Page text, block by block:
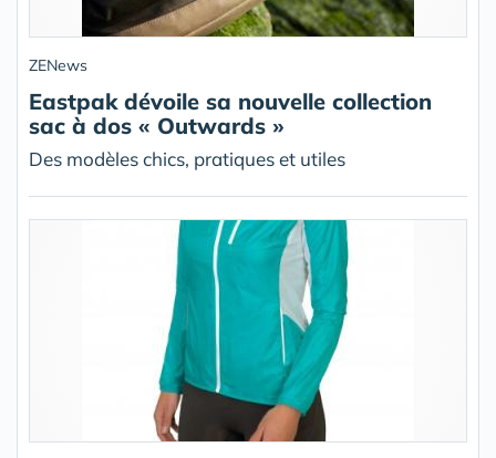
ZENews
Eastpak dévoile sa nouvelle collection
sac à dos « Outwards »
Des modèles chics, pratiques et utiles